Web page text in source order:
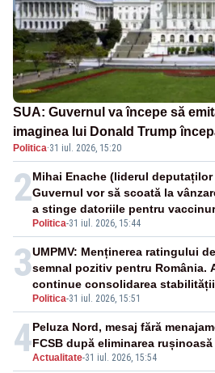
SUA: Guvernul va începe să
imaginea lui Donald Trump
Politica·31 iul. 2026, 15:20
2
Politica-31 iul. 2026, 15:44
Mihai Enache (liderul deputaților
Guvernul vor să scoată la
a stinge datoriile pentru
3
Politica-31 iul. 2026, 15:51
UMPMV: Menținerea ratingului
semnal pozitiv pentru România.
continue consolidarea
financiare
4Actualitate-31 iul. 2026, 15:54
Peluza Nord, mesaj fără
FCSB după eliminarea